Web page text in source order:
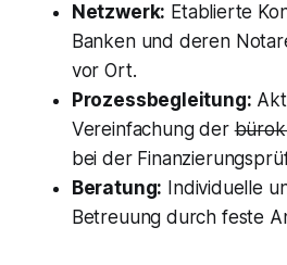
Netzwerk: Etablierte
Banken und deren
vor Ort.
Prozessbegleitung:
Vereinfachung der
bei der
Beratung: Individuelle
Betreuung durch feste